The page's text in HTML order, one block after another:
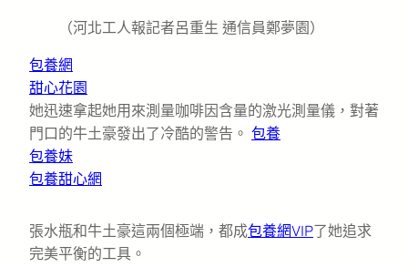
（河北工人報記者呂重生 通信員鄭夢園）
包養網
甜心花園
她迅速拿起她用來測量咖啡因含量的激光測量儀，對著
門口的牛土豪發出了冷酷的警告。 包養
包養妹
包養甜心網
張水瓶和牛土豪這兩個極端，都成包養網VIP了她追求
完美平衡的工具。